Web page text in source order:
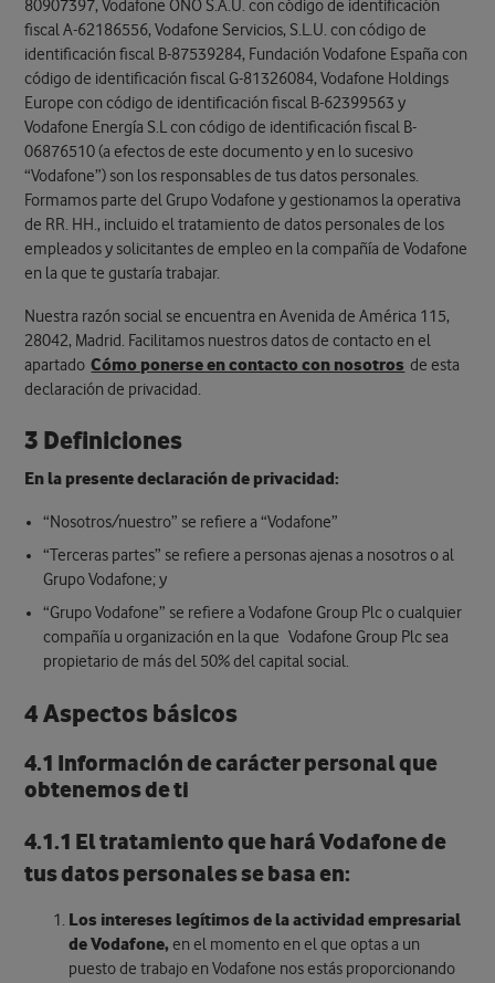
80907397, Vodafone ONO S.A.U. con código de identificación
fiscal A-62186556, Vodafone Servicios, S.L.U. con código de
identificación fiscal B-87539284, Fundación Vodafone España con
código de identificación fiscal G-81326084, Vodafone Holdings
Europe con código de identificación fiscal B-62399563 y
Vodafone Energía S.L con código de identificación fiscal B-
06876510 (a efectos de este documento y en lo sucesivo
“Vodafone”) son los responsables de tus datos personales.
Formamos parte del Grupo Vodafone y gestionamos la operativa
de RR. HH., incluido el tratamiento de datos personales de los
empleados y solicitantes de empleo en la compañía de Vodafone
en la que te gustaría trabajar.
Nuestra razón social se encuentra en Avenida de América 115,
28042, Madrid. Facilitamos nuestros datos de contacto en el
apartadoCómo ponerse en contacto con nosotros de esta
declaración de privacidad.
3 Definiciones
En la presente declaración de privacidad:
“Nosotros/nuestro” se refiere a “Vodafone”
“Terceras partes” se refiere a personas ajenas a nosotros o al
Grupo Vodafone; y
“Grupo Vodafone” se refiere a Vodafone Group Plc o cualquier
compañía u organización en la que Vodafone Group Plc sea
propietario de más del 50% del capital social.
4 Aspectos básicos
4.1 Información de carácter personal que
obtenemos de ti
4.1.1 El tratamiento que hará Vodafone de
tus datos personales se basa en:
Los intereses legítimos de la actividad empresarial
de Vodafone,en el momento en el que optas a un
puesto de trabajo en Vodafone nos estás proporcionando